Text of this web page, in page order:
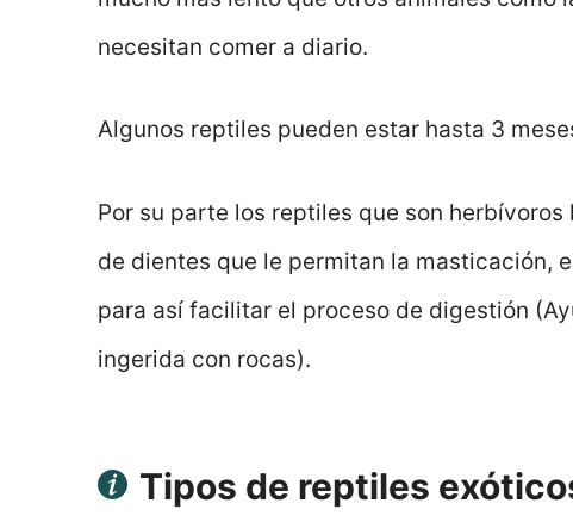
necesitan comer a diario.
Algunos reptiles pueden estar hasta 3
Por su parte los reptiles que son
de dientes que le permitan la masticación,
para así facilitar el proceso de digestión
ingerida con rocas).
Tipos de reptiles